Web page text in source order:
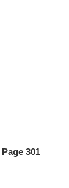
Page 301